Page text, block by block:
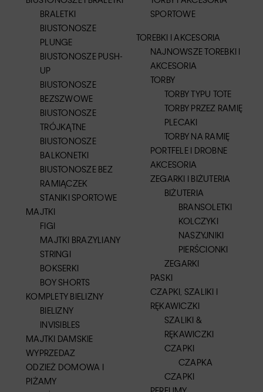
BRALETKI
BIUSTONOSZE
PLUNGE
BIUSTONOSZE PUSH-
UP
BIUSTONOSZE
BEZSZWOWE
BIUSTONOSZE
TRÓJKĄTNE
BIUSTONOSZE
BALKONETKI
BIUSTONOSZE BEZ
RAMIĄCZEK
STANIKI SPORTOWE
MAJTKI
FIGI
MAJTKI BRAZYLIANY
STRINGI
BOKSERKI
BOY SHORTS
KOMPLETY BIELIZNY
BIELIZNY
INVISIBLES
MAJTKI DAMSKIE
WYPRZEDAZ
ODZIEŻ DOMOWA I
PIŻAMY
SPORTOWE
TOREBKI I AKCESORIA
NAJNOWSZE TOREBKI I
AKCESORIA
TORBY
TORBY TYPU TOTE
TORBY PRZEZ RAMIĘ
PLECAKI
TORBY NA RAMIĘ
PORTFELE I DROBNE
AKCESORIA
ZEGARKI I BIŻUTERIA
BIŻUTERIA
BRANSOLETKI
KOLCZYKI
NASZYJNIKI
PIERŚCIONKI
ZEGARKI
PASKI
CZAPKI, SZALIKI I
RĘKAWICZKI
SZALIKI &
RĘKAWICZKI
CZAPKI
CZAPKA
CZAPKI